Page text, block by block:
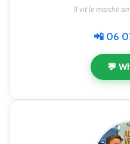
Il vit le marché
📲 06
💬